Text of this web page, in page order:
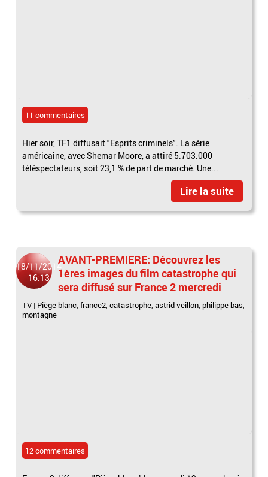
11 commentaires
Hier soir, TF1 diffusait "Esprits criminels". La série
américaine, avec Shemar Moore, a attiré 5.703.000
téléspectateurs, soit 23,1 % de part de marché. Une...
Lire la suite
18/11/2014
16:13
AVANT-PREMIERE: Découvrez les
1ères images du film catastrophe qui
sera diffusé sur France 2 mercredi
TV | Piège blanc,france2,catastrophe,astrid veillon, philippe bas,
montagne
12 commentaires